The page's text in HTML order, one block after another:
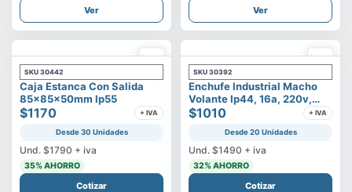
Ver Ver
SKU 30442
Caja Estanca Con Salida
85x85x50mm Ip55
$1170 + IVA
Desde 30 Unidades
Und. $1790 + iva
35% AHORRO
Cotizar
SKU 30392
Enchufe Industrial Macho
Volante Ip44, 16a, 220v,
2p+t
$1010 + IVA
Desde 20 Unidades
Und. $1490 + iva
32% AHORRO
Cotizar